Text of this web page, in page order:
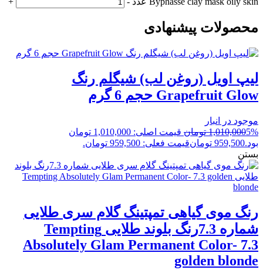
محصولات پیشنهادی
لیپ اویل (روغن لب) شیگلم رنگ
Grapefruit Glow حجم 6 گرم
موجود در انبار
5%
1,010,000 تومان
قیمت اصلی: 1,010,000 تومان
بود.959,500 تومانقیمت فعلی: 959,500 تومان.
بستن
رنگ موی گیاهی تمپتینگ گلام سری طلایی
شماره 7.3رنگ بلوند طلایی Tempting
Absolutely Glam Permanent Color- 7.3
golden blonde